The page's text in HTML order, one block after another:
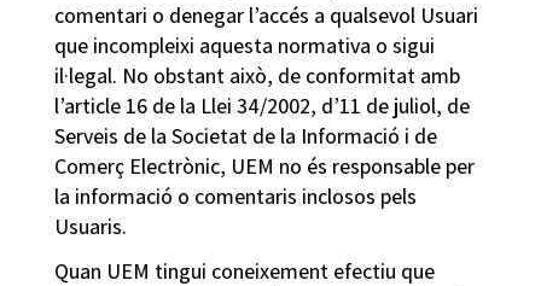
comentari o denegar l’accés a qualsevol Usuari
que incompleixi aquesta normativa o sigui
il·legal. No obstant això, de conformitat amb
l’article 16 de la Llei 34/2002, d’11 de juliol, de
Serveis de la Societat de la Informació i de
Comerç Electrònic, UEM no és responsable per
la informació o comentaris inclosos pels
Usuaris.
Quan UEM tingui coneixement efectiu que